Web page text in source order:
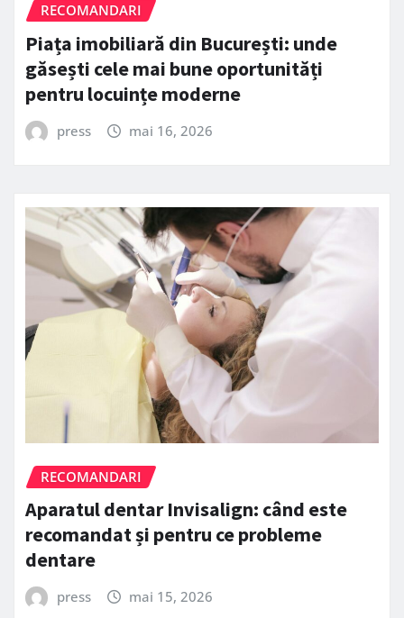
RECOMANDARI
Piața imobiliară din București: unde
găsești cele mai bune oportunități
pentru locuințe moderne
press mai 16, 2026
RECOMANDARI
Aparatul dentar Invisalign: când este
recomandat și pentru ce probleme
dentare
press mai 15, 2026